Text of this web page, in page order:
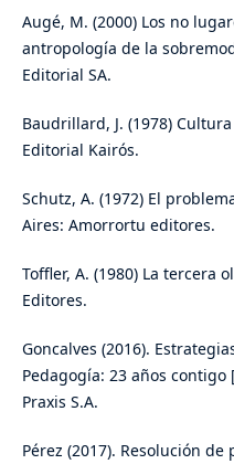
Augé, M. (2000) Los no
antropología de la
Editorial SA.
Baudrillard, J. (1978)
Editorial Kairós.
Schutz, A. (1972) El
Aires: Amorrortu editores.
Toffler, A. (1980) La tercera
Editores.
Goncalves (2016).
Pedagogía: 23 años
Praxis S.A.
Pérez (2017). Resolución